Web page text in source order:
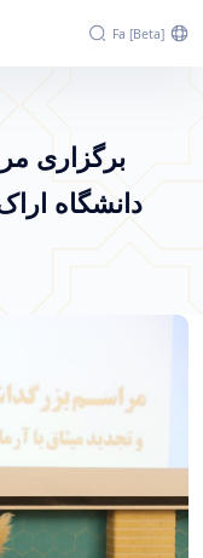
Fa [beta]
با سخنرانی
برگزاری
دانشگاه